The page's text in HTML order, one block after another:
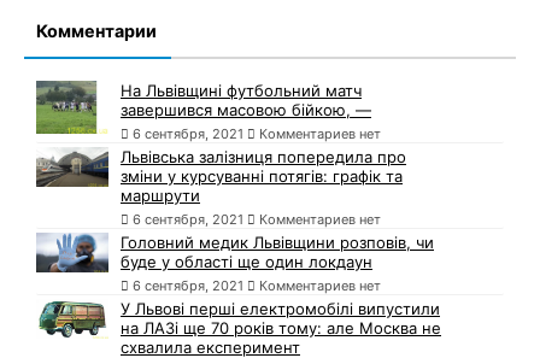
Комментарии
На Львівщині футбольний матч
завершився масовою бійкою, —
6 сентября, 2021 Комментариев нет
Львівська залізниця попередила про
зміни у курсуванні потягів: графік та
маршрути
6 сентября, 2021 Комментариев нет
Головний медик Львівщини розповів, чи
буде у області ще один локдаун
6 сентября, 2021 Комментариев нет
У Львові перші електромобілі випустили
на ЛАЗі ще 70 років тому: але Москва не
схвалила експеримент